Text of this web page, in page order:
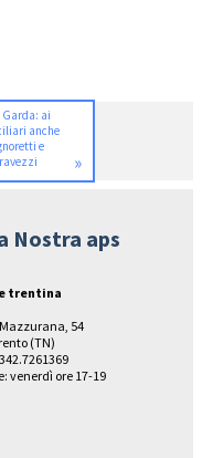
Garda: ai
anche
e
»
Nostra aps
trentina
54
(TN)
venerdì ore 17-19